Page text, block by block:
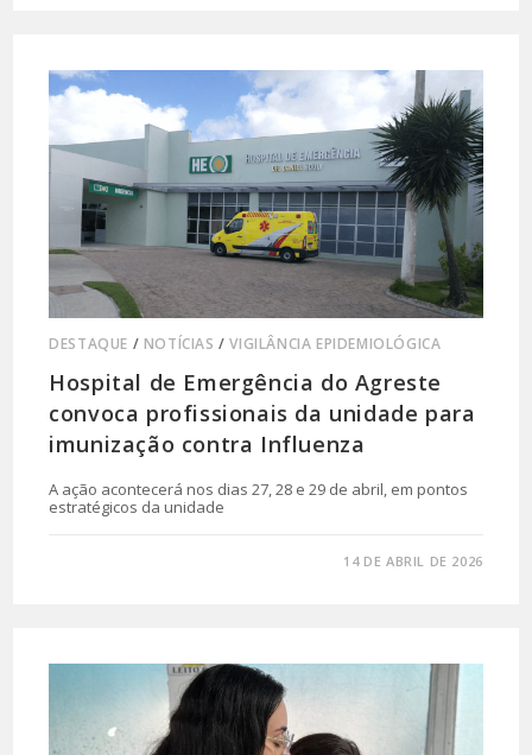
DESTAQUE / NOTÍCIAS /VIGILÂNCIA EPIDEMIOLÓGICA
Hospital de Emergência do Agreste
convoca profissionais da unidade para
imunização contra Influenza
A ação acontecerá nos dias 27, 28 e 29 de abril, em pontos
estratégicos da unidade
14 DE ABRIL DE 2026